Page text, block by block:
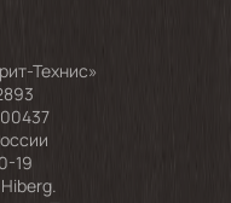
Технис»
19